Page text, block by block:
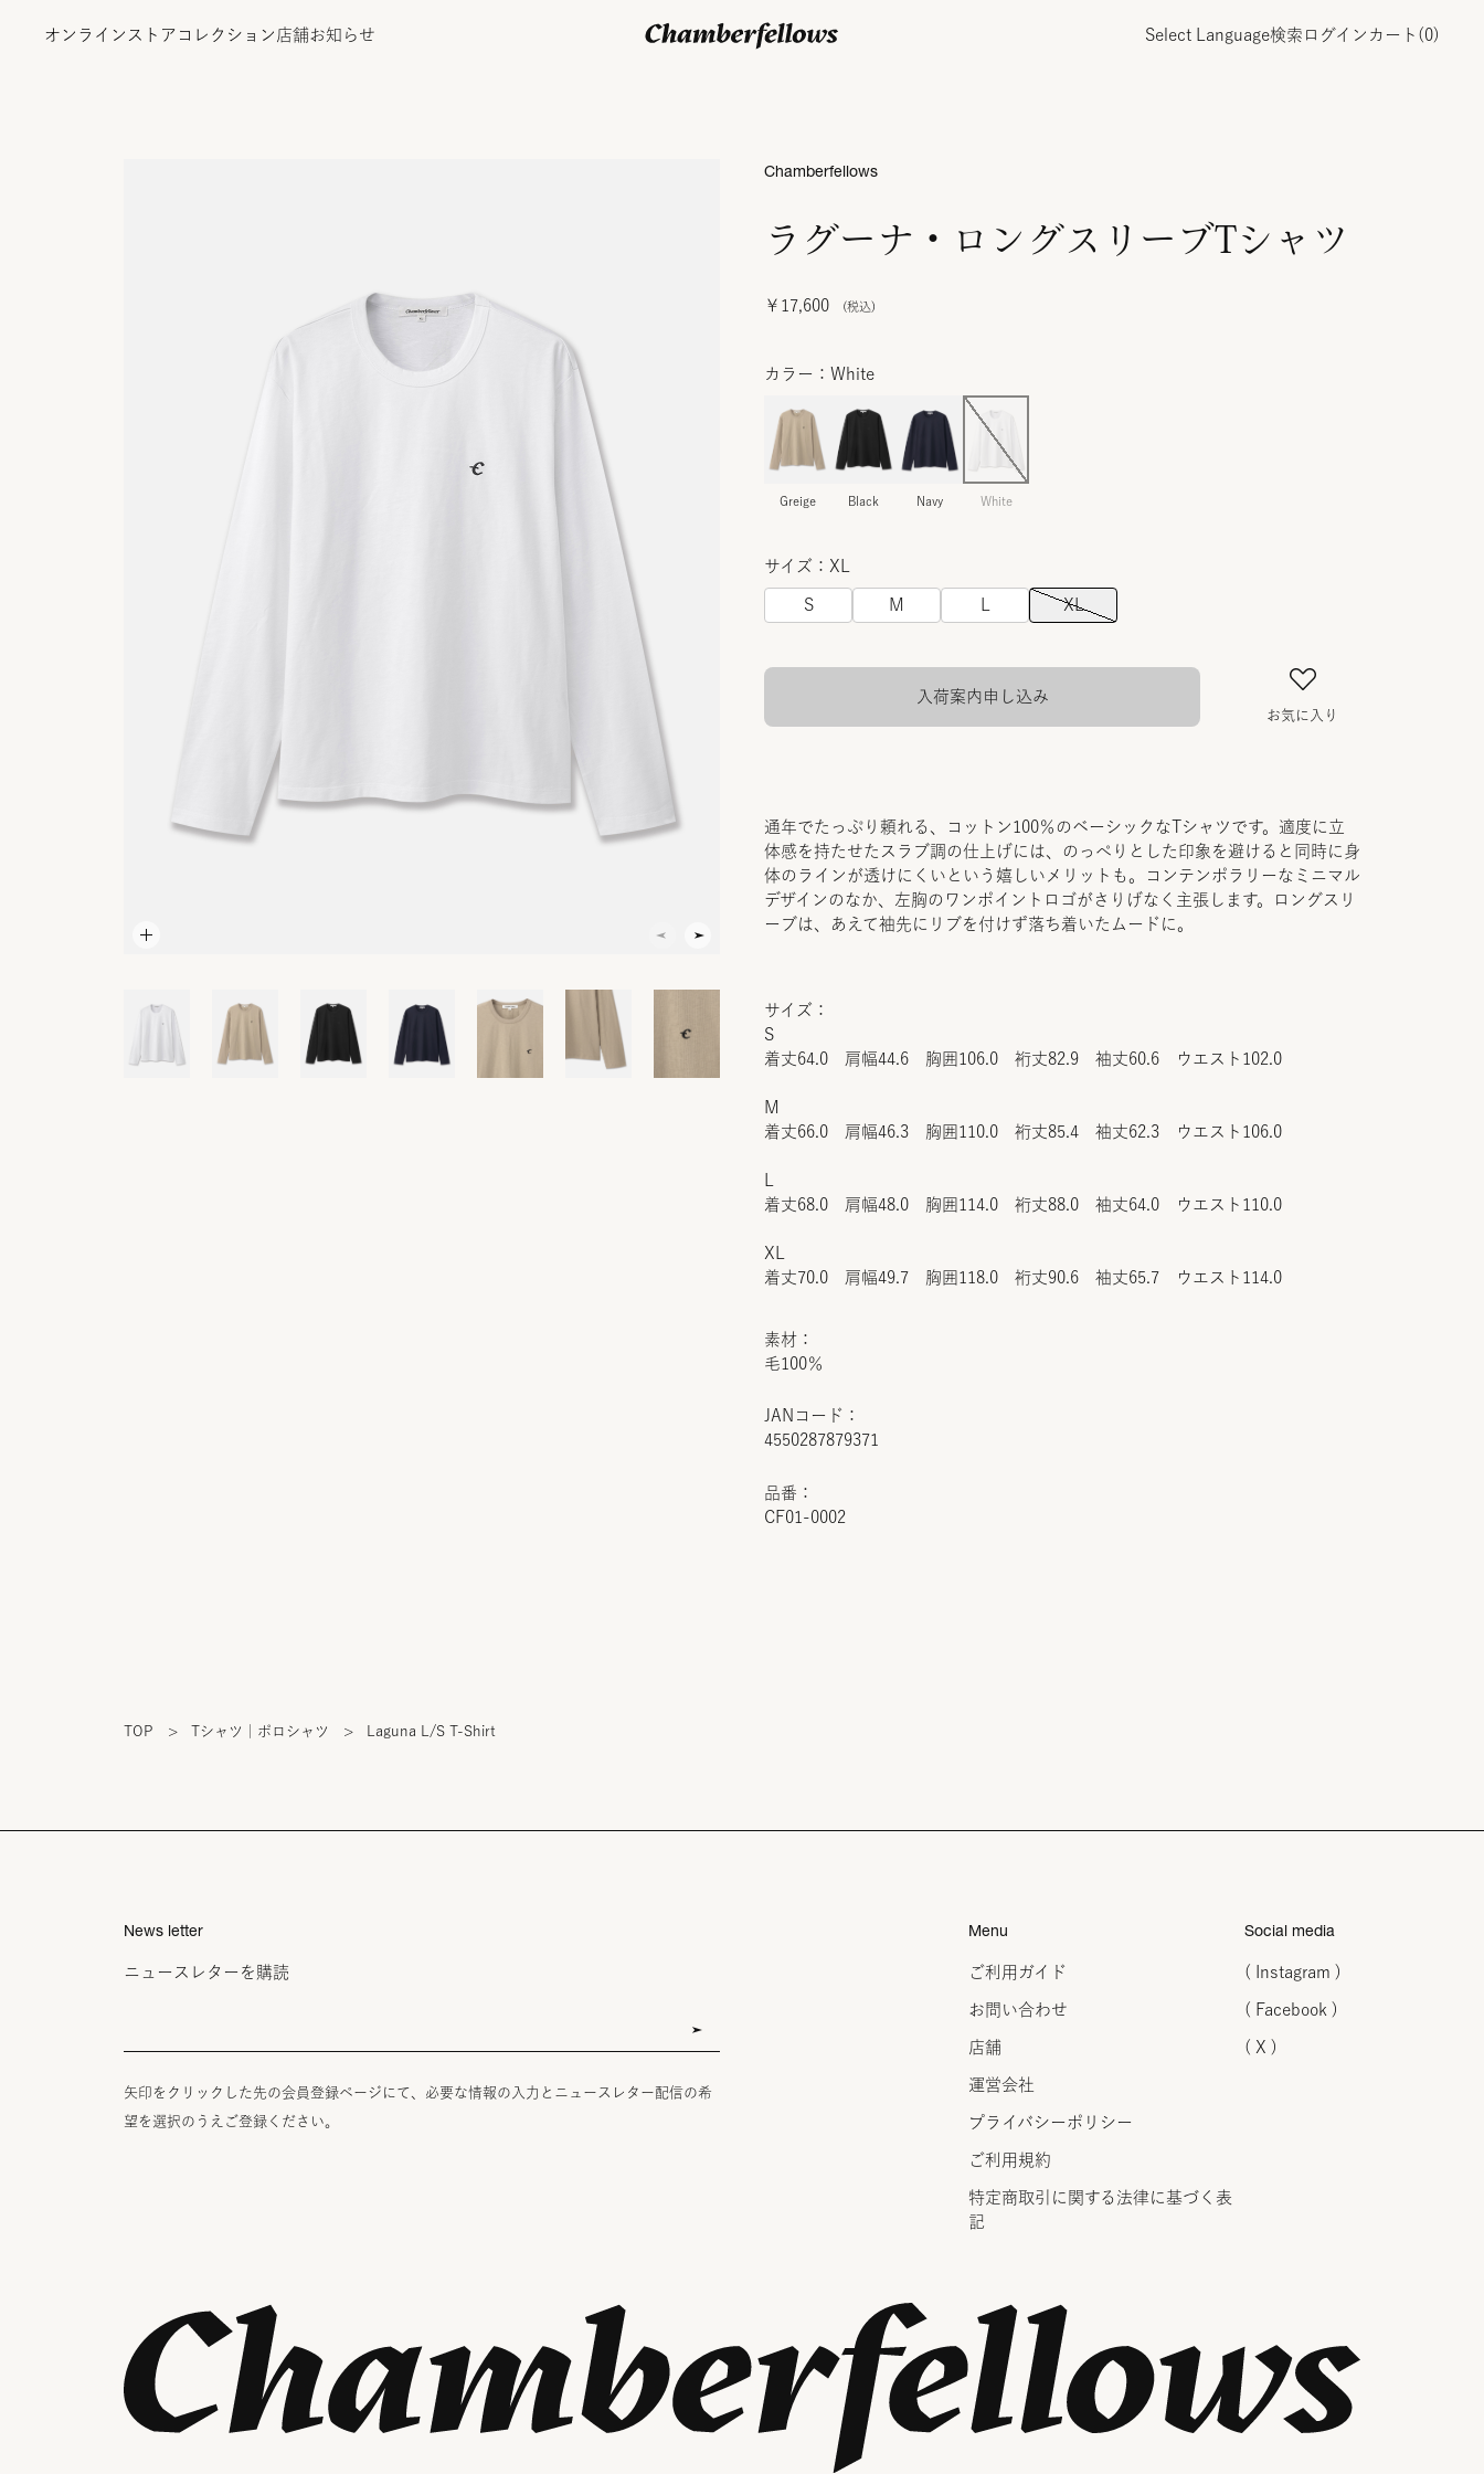
オンラインストア コレクション 店舗お知らせ Select Language検索 ログイン カート( 0)
ラグーナ・ロングスリーブTシャツ
￥17,600
JANコード：
4550287879371
品番：
CF01-0002
Chamberfellows
カラー：White
Greige Black Navy White
サイズ：XL
S M XL
お気に入り
入荷案内申し込み
通年でたっぷり頼れる、コットン100％のベーシックなTシャツです。適度に立
体感を持たせたスラブ調の仕上げには、のっぺりとした印象を避けると同時に身
体のラインが透けにくいという嬉しいメリットも。コンテンポラリーなミニマル
デザインのなか、左胸のワンポイントロゴがさりげなく主張します。ロングスリ
ーブは、あえて袖先にリブを付けず落ち着いたムードに。
サイズ：
S
着丈64.0 肩幅44.6 胸囲106.0 裄丈82.9 袖丈60.6 ウエスト102.0
M
着丈66.0 肩幅46.3 胸囲110.0 裄丈85.4 袖丈62.3 ウエスト106.0
着丈68.0 肩幅48.0 胸囲114.0 裄丈88.0 袖丈64.0 ウエスト110.0
XL
着丈70.0 肩幅49.7 胸囲118.0 裄丈90.6 袖丈65.7 ウエスト114.0
素材：
毛100％
TOP > Tシャツ｜ポロシャツ > Laguna L/S T-Shirt
News letter
ニュースレターを購読
矢印をクリックした先の会員登録ページにて、必要な情報の入力とニュースレター配信の希
望を選択のうえご登録ください。
Menu
ご利用ガイド
お問い合わせ
店舗
運営会社
プライバシーポリシー
ご利用規約
特定商取引に関する法律に 基づく表
記
Social media
( Instagram )
( Facebook )
( X )